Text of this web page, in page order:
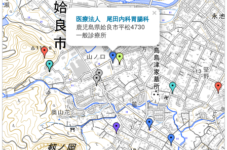
医療法人 尾田内科胃腸科
鹿児島県姶良市平松4730
一般診療所
×